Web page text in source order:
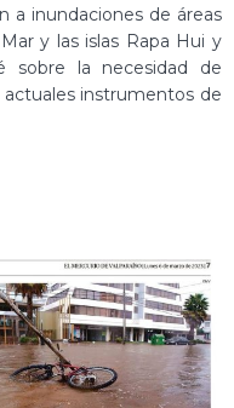
a inundaciones de áreas
y las islas Rapa Hui y
sobre la necesidad de
instrumentos de